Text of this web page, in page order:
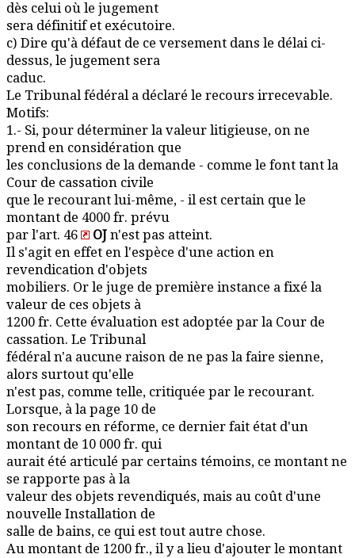
dès celui où le jugement
sera définitif et exécutoire.
c) Dire qu'à défaut de ce versement dans le délai ci-
dessus, le jugement sera
caduc.
Le Tribunal fédéral a déclaré le recours irrecevable.
Motifs:
1.- Si, pour déterminer la valeur litigieuse, on ne
prend en considération que
les conclusions de la demande - comme le font tant la
Cour de cassation civile
que le recourant lui-même, - il est certain que le
montant de 4000 fr. prévu
par l'art. 46
OJ n'est pas atteint.
Il s'agit en effet en l'espèce d'une action en
revendication d'objets
mobiliers. Or le juge de première instance a fixé la
valeur de ces objets à
1200 fr. Cette évaluation est adoptée par la Cour de
cassation. Le Tribunal
fédéral n'a aucune raison de ne pas la faire sienne,
alors surtout qu'elle
n'est pas, comme telle, critiquée par le recourant.
Lorsque, à la page 10 de
son recours en réforme, ce dernier fait état d'un
montant de 10 000 fr. qui
aurait été articulé par certains témoins, ce montant ne
se rapporte pas à la
valeur des objets revendiqués, mais au coût d'une
nouvelle Installation de
salle de bains, ce qui est tout autre chose.
Au montant de 1200 fr., il y a lieu d'ajouter le montant